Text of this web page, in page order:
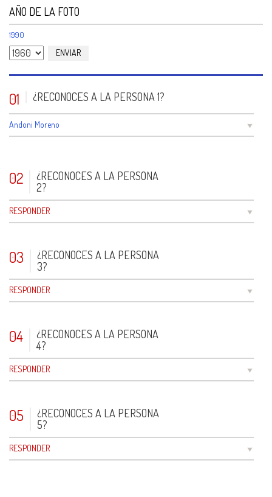
AÑO DE LA FOTO
1990
1960
01 ¿RECONOCES A LA PERSONA 1?
Andoni Moreno
02
¿RECONOCES A LA PERSONA
2?
RESPONDER
03
¿RECONOCES A LA PERSONA
3?
RESPONDER
04
¿RECONOCES A LA PERSONA
4?
RESPONDER
05
¿RECONOCES A LA PERSONA
5?
RESPONDER